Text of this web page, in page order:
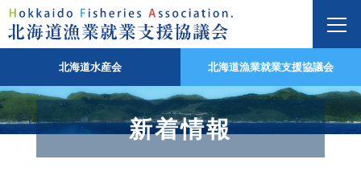
北海道水産会 北海道漁業就業支援協議会
新着情報